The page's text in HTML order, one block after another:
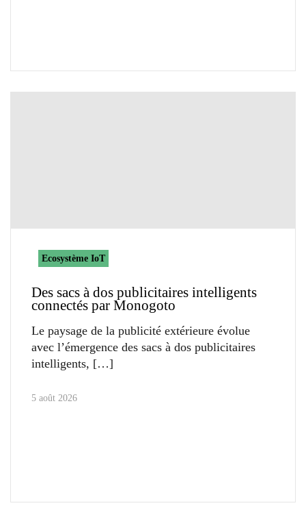
Ecosystème IoT
Des sacs à dos publicitaires intelligents
connectés par Monogoto
Le paysage de la publicité extérieure évolue
avec l’émergence des sacs à dos publicitaires
intelligents,
5 août 2026